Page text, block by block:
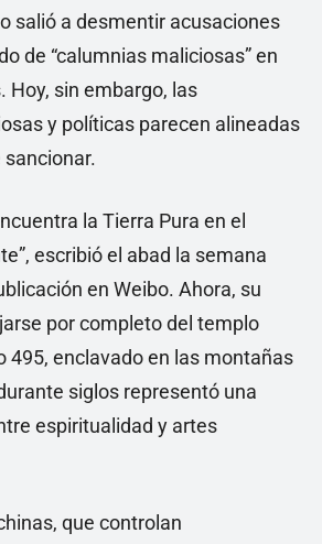
salió a desmentir acusaciones
de “calumnias maliciosas” en
Hoy, sin embargo, las
y políticas parecen alineadas
la Tierra Pura en el
escribió el abad la semana
en Weibo. Ahora, su
por completo del templo
495, enclavado en las montañas
siglos representó una
espiritualidad y artes
que controlan